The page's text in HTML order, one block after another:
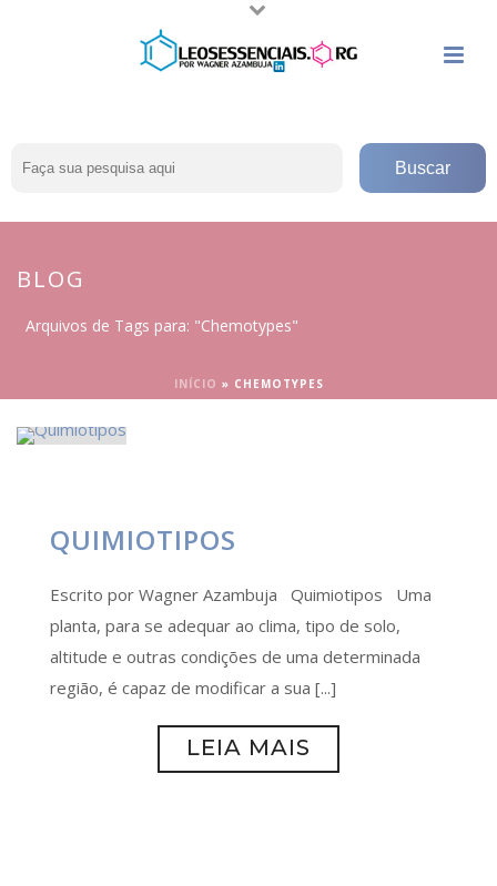
BLOG
Arquivos de Tags para: "Chemotypes"
INÍCIO » CHEMOTYPES
QUIMIOTIPOS
Escrito por Wagner Azambuja Quimiotipos Uma
planta, para se adequar ao clima, tipo de solo,
altitude e outras condições de uma determinada
região, é capaz de modificar a sua [...]
LEIA MAIS